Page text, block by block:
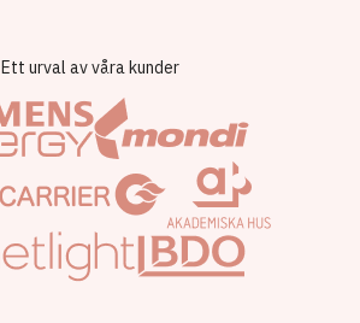
Ett urval av våra kunder